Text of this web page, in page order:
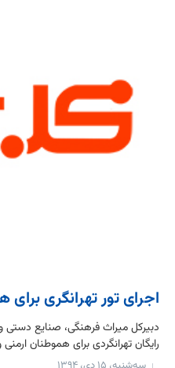
اجرای تور تهرانگری
دبیرکل میراث فرهنگی، صنایع دستی و
رایگان تهرانگردی برای هموطنان